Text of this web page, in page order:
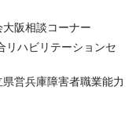
阪相談コーナー
リハビリテーションセ
営兵庫障害者職業能力